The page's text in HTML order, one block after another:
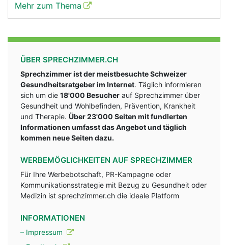
Mehr zum Thema
ÜBER SPRECHZIMMER.CH
Sprechzimmer ist der meistbesuchte Schweizer
Gesundheitsratgeber im Internet. Täglich informieren
sich um die 18'000 Besucher auf Sprechzimmer über
Gesundheit und Wohlbefinden, Prävention, Krankheit
und Therapie. Über 23'000 Seiten mit fundlerten
Informationen umfasst das Angebot und täglich
kommen neue Seiten dazu.
WERBEMÖGLICHKEITEN AUF SPRECHZIMMER
Für Ihre Werbebotschaft, PR-Kampagne oder
Kommunikationsstrategie mit Bezug zu Gesundheit oder
Medizin ist sprechzimmer.ch die ideale Platform
INFORMATIONEN
– Impressum